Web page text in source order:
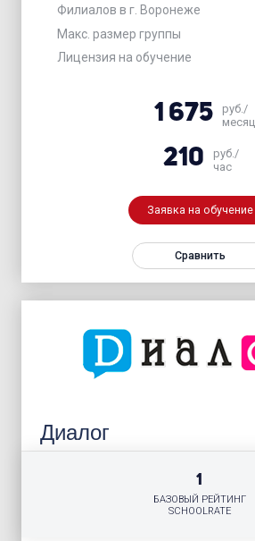
Филиалов в г. Воронеже
Макс. размер группы
Лицензия на обучение
1 675
руб./
месяц
210
руб./
час
Заявка на обучение
Сравнить
Диалог
1
БАЗОВЫЙ РЕЙТИНГ
SCHOOLRATE